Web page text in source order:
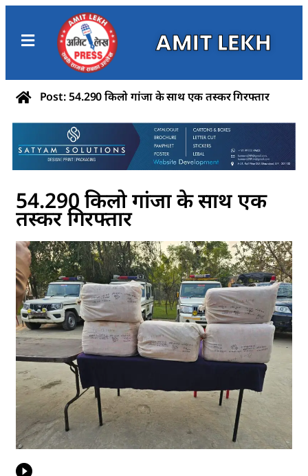
AMIT LEKH
Post: 54.290 किलो गांजा के साथ एक तस्कर गिरफ्तार
54.290 किलो गांजा के साथ एक
तस्कर गिरफ्तार